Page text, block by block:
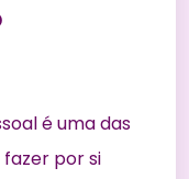
é uma das
por si